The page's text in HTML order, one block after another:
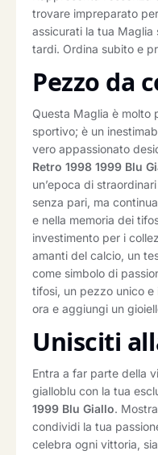
trovare impreparato
assicurati la tua
tardi. Ordina subito e
Pezzo da
Questa Maglia è molto
sportivo; è un
vero appassionato
Retro 1998 1999 Blu
un’epoca di
senza pari, ma
e nella memoria dei
investimento per i
amanti del calcio, un
come simbolo di
tifosi, un pezzo unico
ora e aggiungi un
Unisciti
Entra a far parte della
gialloblu con la tua
1999 Blu Giallo.
condividi la tua
celebra ogni vittoria,